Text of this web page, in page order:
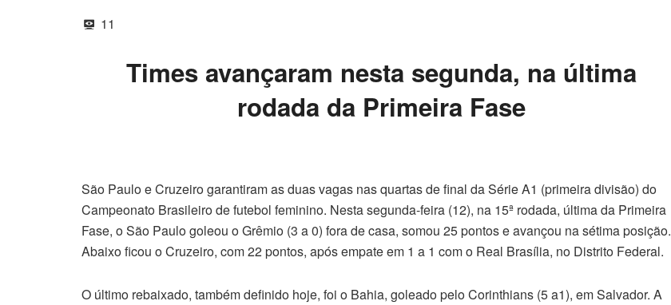
11
Times avançaram nesta segunda, na última
rodada da Primeira Fase
São Paulo e Cruzeiro garantiram as duas vagas nas quartas de final da Série A1 (primeira divisão) do
Campeonato Brasileiro de futebol feminino. Nesta segunda-feira (12), na 15ª rodada, última da Primeira
Fase, o São Paulo goleou o Grêmio (3 a 0) fora de casa, somou 25 pontos e avançou na sétima posição.
Abaixo ficou o Cruzeiro, com 22 pontos, após empate em 1 a 1 com o Real Brasília, no Distrito Federal.
O último rebaixado, também definido hoje, foi o Bahia, goleado pelo Corinthians (5 a1), em Salvador. A